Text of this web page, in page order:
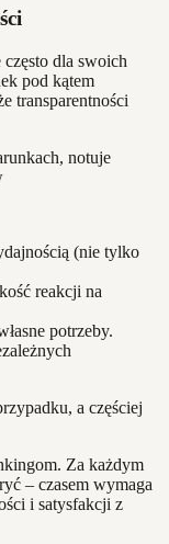
dla swoich
pod kątem
transparentności
(nie tylko
reakcji na
potrzeby.
a częściej
Za każdym
– czasem wymaga
i satysfakcji z